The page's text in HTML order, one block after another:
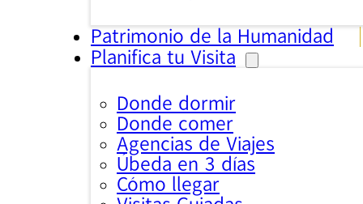
Patrimonio de la Humanidad
Planifica tu Visita
Donde dormir
Donde comer
Agencias de Viajes
Úbeda en 3 días
Cómo llegar